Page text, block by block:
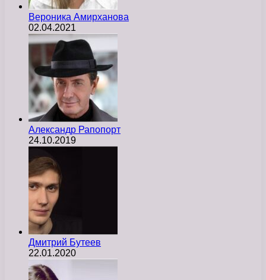
Вероника Амирханова
02.04.2021
Александр Рапопорт
24.10.2019
Дмитрий Бутеев
22.01.2020